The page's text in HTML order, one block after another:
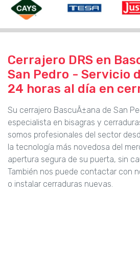
Cerrajero DRS en
San Pedro - Servicio
24 horas al día en
Su cerrajero BascuÃ±ana de San
especialista en bisagras y
somos profesionales del sector
la tecnología más novedosa del
apertura segura de su puerta, sin
También nos puede contactar con
o instalar cerraduras nuevas.